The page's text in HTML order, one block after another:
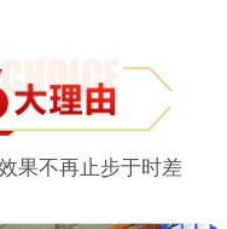
果不再止步于时差